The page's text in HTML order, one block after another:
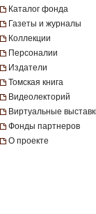
Каталог фонда
Газеты и журналы
Коллекции
Персоналии
Издатели
Томская книга
Видеолекторий
Виртуальные
Фонды партнеров
О проекте